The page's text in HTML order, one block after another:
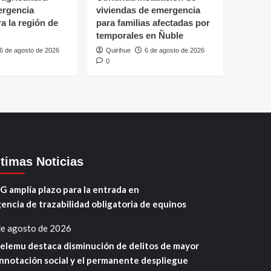
la región de
6 de agosto de 2026
viviendas de emergencia
para familias afectadas por
temporales en Ñuble
Quirihue
6 de agosto de 2026
0
Noticias
amplía plazo para la entrada en
de trazabilidad obligatoria de equinos
agosto de 2026
destaca disminución de delitos de mayor
social y el permanente despliegue